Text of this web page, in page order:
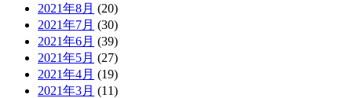
2021年8月 (20)
2021年7月 (30)
2021年6月 (39)
2021年5月 (27)
2021年4月 (19)
2021年3月 (11)